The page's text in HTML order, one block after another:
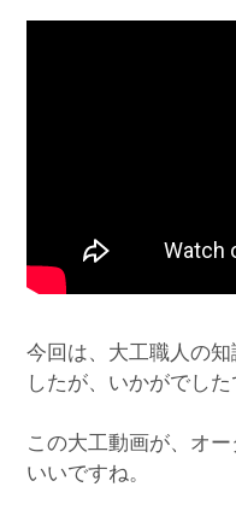
今回は、大工職人の
したが、いかがでし
この大工動画が、オ
いいですね。